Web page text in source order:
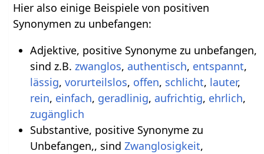
Hier also einige Beispiele von positiven
Synonymen zu unbefangen:
Adjektive, positive Synonyme zu unbefangen,
sind z.B. zwanglos, authentisch, entspannt,
lässig, vorurteilslos, offen, schlicht, lauter,
rein, einfach, geradlinig, aufrichtig, ehrlich,
zugänglich
Substantive, positive Synonyme zu
Unbefangen,, sind Zwanglosigkeit,